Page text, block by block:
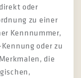
oder
zu einer
Kennnummer,
oder zu
die